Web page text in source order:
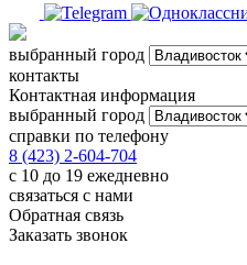
выбранный город
контакты
Контактная информация
выбранный город
справки по телефону
8 (423) 2-604-704
с 10 до 19 ежедневно
связаться с нами
Обратная связь
Заказать звонок